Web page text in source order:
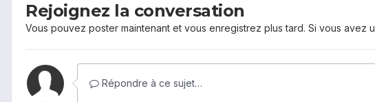
Rejoignez la conversation
Vous pouvez poster maintenant et vous enregistrez plus tard. Si vous avez
Répondre à ce sujet…